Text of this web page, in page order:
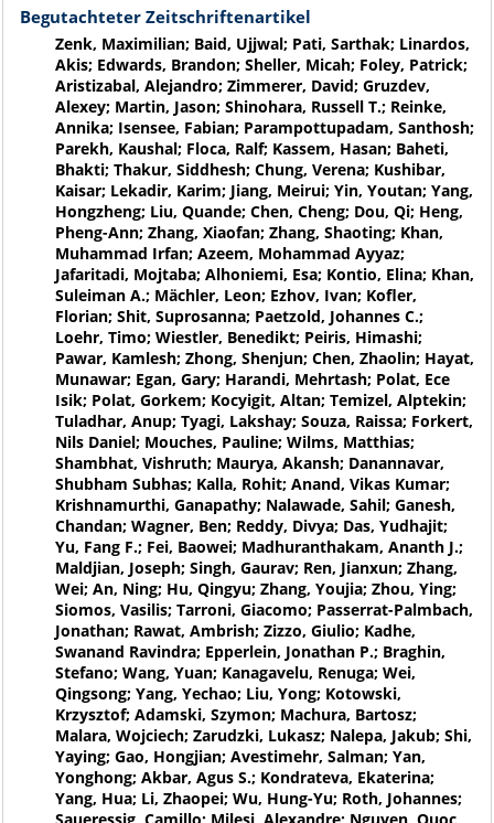
Begutachteter Zeitschriftenartikel
Zenk, Maximilian; Baid, Ujjwal; Pati, Sarthak; Linardos,
Akis; Edwards, Brandon; Sheller, Micah; Foley, Patrick;
Aristizabal, Alejandro; Zimmerer, David; Gruzdev,
Alexey; Martin, Jason; Shinohara, Russell T.; Reinke,
Annika; Isensee, Fabian; Parampottupadam, Santhosh;
Parekh, Kaushal; Floca, Ralf; Kassem, Hasan; Baheti,
Bhakti; Thakur, Siddhesh; Chung, Verena; Kushibar,
Kaisar; Lekadir, Karim; Jiang, Meirui; Yin, Youtan; Yang,
Hongzheng; Liu, Quande; Chen, Cheng; Dou, Qi; Heng,
Pheng-Ann; Zhang, Xiaofan; Zhang, Shaoting; Khan,
Muhammad Irfan; Azeem, Mohammad Ayyaz;
Jafaritadi, Mojtaba; Alhoniemi, Esa; Kontio, Elina; Khan,
Suleiman A.; Mächler, Leon; Ezhov, Ivan; Kofler,
Florian; Shit, Suprosanna; Paetzold, Johannes C.;
Loehr, Timo; Wiestler, Benedikt; Peiris, Himashi;
Pawar, Kamlesh; Zhong, Shenjun; Chen, Zhaolin; Hayat,
Munawar; Egan, Gary; Harandi, Mehrtash; Polat, Ece
Isik; Polat, Gorkem; Kocyigit, Altan; Temizel, Alptekin;
Tuladhar, Anup; Tyagi, Lakshay; Souza, Raissa; Forkert,
Nils Daniel; Mouches, Pauline; Wilms, Matthias;
Shambhat, Vishruth; Maurya, Akansh; Danannavar,
Shubham Subhas; Kalla, Rohit; Anand, Vikas Kumar;
Krishnamurthi, Ganapathy; Nalawade, Sahil; Ganesh,
Chandan; Wagner, Ben; Reddy, Divya; Das, Yudhajit;
Yu, Fang F.; Fei, Baowei; Madhuranthakam, Ananth J.;
Maldjian, Joseph; Singh, Gaurav; Ren, Jianxun; Zhang,
Wei; An, Ning; Hu, Qingyu; Zhang, Youjia; Zhou, Ying;
Siomos, Vasilis; Tarroni, Giacomo; Passerrat-Palmbach,
Jonathan; Rawat, Ambrish; Zizzo, Giulio; Kadhe,
Swanand Ravindra; Epperlein, Jonathan P.; Braghin,
Stefano; Wang, Yuan; Kanagavelu, Renuga; Wei,
Qingsong; Yang, Yechao; Liu, Yong; Kotowski,
Krzysztof; Adamski, Szymon; Machura, Bartosz;
Malara, Wojciech; Zarudzki, Lukasz; Nalepa, Jakub; Shi,
Yaying; Gao, Hongjian; Avestimehr, Salman; Yan,
Yonghong; Akbar, Agus S.; Kondrateva, Ekaterina;
Yang, Hua; Li, Zhaopei; Wu, Hung-Yu; Roth, Johannes;